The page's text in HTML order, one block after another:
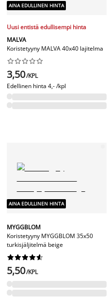
AINA EDULLINEN HINTA
Uusi entistä edullisempi hinta
MALVA
Koristetyyny MALVA 40x40 lajitelma






3,50/KPL
Edellinen hinta 4,- /kpl
AINA EDULLINEN HINTA
MYGGBLOM
Koristetyyny MYGGBLOM 35x50
turkisjäljitelmä beige






5,50/KPL